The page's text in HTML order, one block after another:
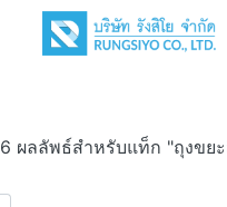
6 ผลลัพธ์สำหรับแท็ก "ถุงขย